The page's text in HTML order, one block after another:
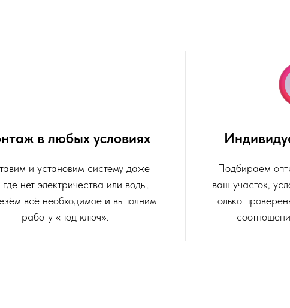
в любых условиях
и установим систему даже
нет электричества или воды.
всё необходимое и выполним
работу «под ключ».
Подбираем
ваш участок,
только